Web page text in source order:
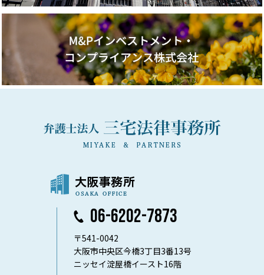
06-6202-7873
〒541-0042
大阪市中央区今橋3丁目3番13号
ニッセイ淀屋橋イースト16階